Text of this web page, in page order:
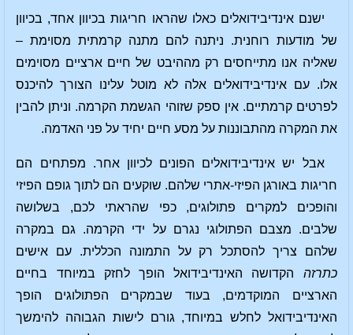
ישנם אינדיבידואלים כאלו שהראו חריגות בכיוון אחד, בכיוון
של מודעות רוחנית. ניתנה להם מתנה קרמתית מסוימת –
שאליה אנו מתייחסים רק מההיבט של חיים ארציים מסוימים
אלו. עם אינדיבידואלים אלה לא מוטל עלינו הצורך להיכנס
לפרטים קרמתיים. אין ספק שזוהי הגשמת הקרמה. וניתן להבין
את המקרה מהתבוננות על מסע חיים יחיד על פני האדמה.
אבל יש אינדיבידואלים הפונים לכיוון אחר. מפתחים הם
חריגות באורגן הפיזי-אתרי שלהם. שוקעים הם לתוך גופם הפיזי
והופכים למקרים פתולוגים, כפי שהראתי לכם, בשלושה
שלבים. מצבם הפתולוגי נגרם על ידי הקרמה. גם במקרה
שלהם צריך להסתכל רק על התמונה הכללית. עם אישים
כתרזה הקדושה האינדיבידואל הופך לחזק במיוחד בחיים
הארציים המוקדמים, בעוד שבמקרים הפתולוגים הופך
האינדיבידואל לחלש במיוחד, גורם לישות הגבוהה להימשך